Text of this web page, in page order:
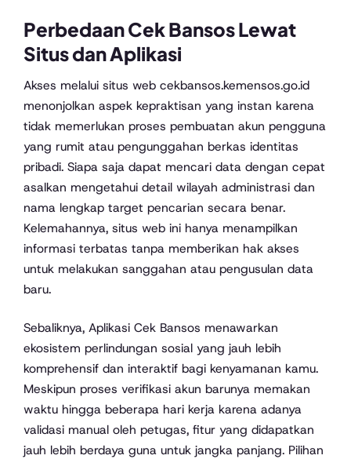
Perbedaan Cek Bansos Lewat
Situs dan Aplikasi
Akses melalui situs web cekbansos.kemensos.go.id
menonjolkan aspek kepraktisan yang instan karena
tidak memerlukan proses pembuatan akun pengguna
yang rumit atau pengunggahan berkas identitas
pribadi. Siapa saja dapat mencari data dengan cepat
asalkan mengetahui detail wilayah administrasi dan
nama lengkap target pencarian secara benar.
Kelemahannya, situs web ini hanya menampilkan
informasi terbatas tanpa memberikan hak akses
untuk melakukan sanggahan atau pengusulan data
baru.
Sebaliknya, Aplikasi Cek Bansos menawarkan
ekosistem perlindungan sosial yang jauh lebih
komprehensif dan interaktif bagi kenyamanan kamu.
Meskipun proses verifikasi akun barunya memakan
waktu hingga beberapa hari kerja karena adanya
validasi manual oleh petugas, fitur yang didapatkan
jauh lebih berdaya guna untuk jangka panjang. Pilihan